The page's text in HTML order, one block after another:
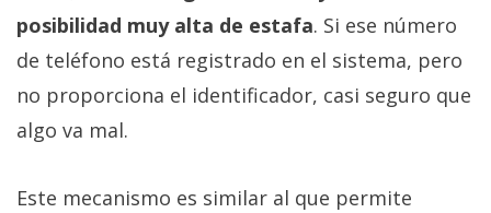
posibilidad muy alta de estafa. Si ese número
de teléfono está registrado en el sistema, pero
no proporciona el identificador, casi seguro que
algo va mal.
Este mecanismo es similar al que permite